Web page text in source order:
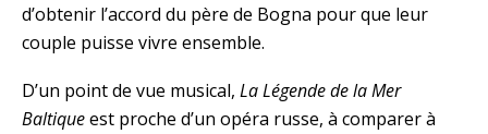
d’obtenir l’accord du père de Bogna pour que leur
couple puisse vivre ensemble.
D’un point de vue musical, La Légende de la Mer
Baltiqueest proche d’un opéra russe, à comparer à